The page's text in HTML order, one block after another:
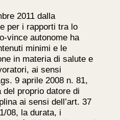
2011 dalla
per i rapporti tra lo
vince autonome ha
minimi e le
in materia di salute e
ai sensi
9 aprile 2008 n. 81,
proprio datore di
ai sensi dell’art. 37
08, la durata, i